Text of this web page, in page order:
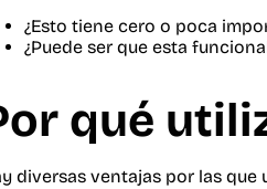
¿Esto tiene cero o poca
¿Puede ser que esta
qué
diversas ventajas por las